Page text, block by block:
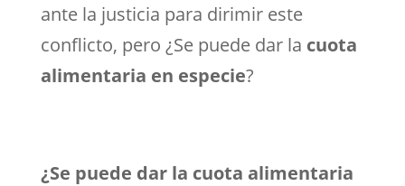
ante la justicia para dirimir este
conflicto, pero ¿Se puede dar la cuota
alimentaria en especie?
¿Se puede dar la cuota alimentaria